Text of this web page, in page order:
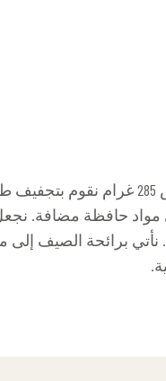
طماطم كرزية نصف مجففة
نأتي برائحة الصيف